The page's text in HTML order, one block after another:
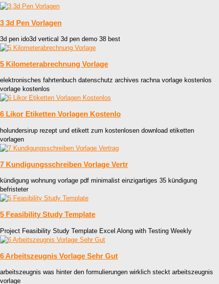
3 3d Pen Vorlagen
3d pen ido3d vertical 3d pen demo 38 best
5 Kilometerabrechnung Vorlage
elektronisches fahrtenbuch datenschutz archives rachna vorlage kostenlos
vorlage kostenlos
6 Likor Etiketten Vorlagen Kostenlo
holundersirup rezept und etikett zum kostenlosen download etiketten
vorlagen
7 Kundigungsschreiben Vorlage Vertr
kündigung wohnung vorlage pdf minimalist einzigartiges 35 kündigung
befristeter
5 Feasibility Study Template
Project Feasibility Study Template Excel Along with Testing Weekly
6 Arbeitszeugnis Vorlage Sehr Gut
arbeitszeugnis was hinter den formulierungen wirklich steckt arbeitszeugnis
vorlage